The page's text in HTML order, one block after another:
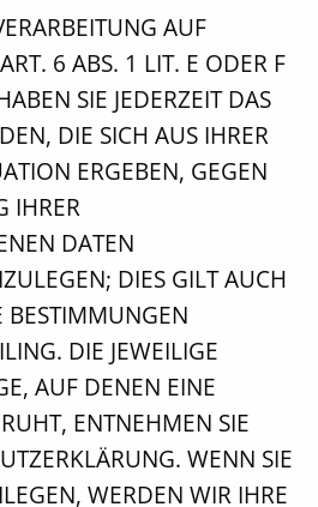
AUF
6 ABS. 1 LIT. E ODER F
SIE JEDERZEIT DAS
DIE SICH AUS IHRER
ERGEBEN, GEGEN
IHRER
DATEN
DIES GILT AUCH
BESTIMMUNGEN
DIE JEWEILIGE
AUF DENEN EINE
ENTNEHMEN SIE
WENN SIE
WERDEN WIR IHRE